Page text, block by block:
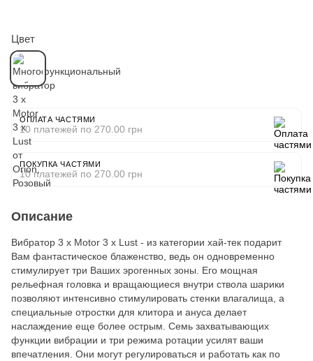
Цвет
ОПЛАТА ЧАСТЯМИ
10 платежей по 270.00 грн
ПОКУПКА ЧАСТЯМИ
10 платежей по 270.00 грн
Описание
Вибратор 3 x Motor 3 x Lust - из категории хай-тек подарит
Вам фантастическое блаженство, ведь он одновременно
стимулирует три Ваших эрогенных зоны. Его мощная
рельефная головка и вращающиеся внутри ствола шарики
позволяют интенсивно стимулировать стенки влагалища, а
специальные отростки для клитора и ануса делает
наслаждение еще более острым. Семь захватывающих
функции вибрации и три режима ротации усилят ваши
впечатления. Они могут регулироваться и работать как по